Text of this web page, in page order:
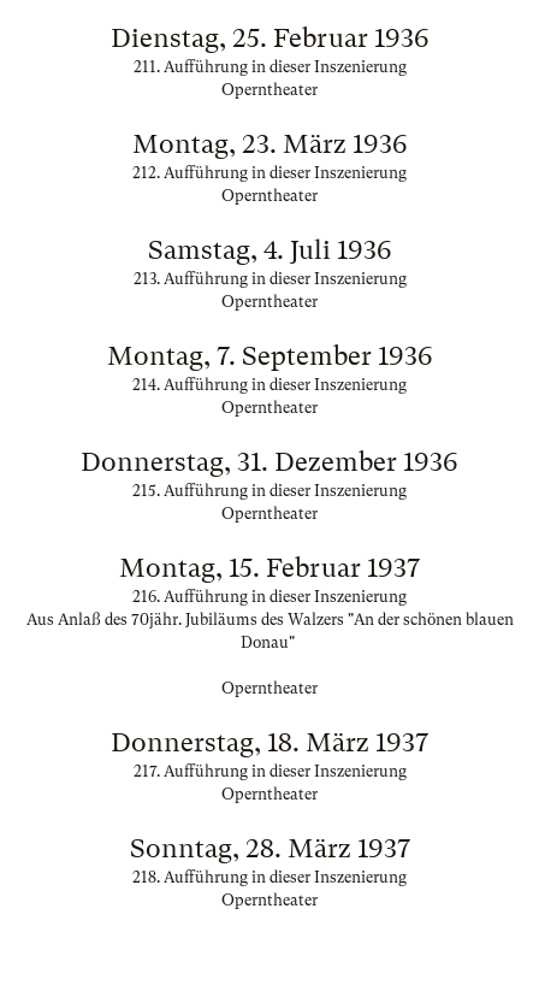
Dienstag, 25. Februar 1936
211. Aufführung in dieser Inszenierung
Operntheater
Montag, 23. März 1936
212. Aufführung in dieser Inszenierung
Operntheater
Samstag, 4. Juli 1936
213. Aufführung in dieser Inszenierung
Operntheater
Montag, 7. September 1936
214. Aufführung in dieser Inszenierung
Operntheater
Donnerstag, 31. Dezember 1936
215. Aufführung in dieser Inszenierung
Operntheater
Montag, 15. Februar 1937
216. Aufführung in dieser Inszenierung
Aus Anlaß des 70jähr. Jubiläums des Walzers "An der schönen blauen
Donau"
Operntheater
Donnerstag, 18. März 1937
217. Aufführung in dieser Inszenierung
Operntheater
Sonntag, 28. März 1937
218. Aufführung in dieser Inszenierung
Operntheater